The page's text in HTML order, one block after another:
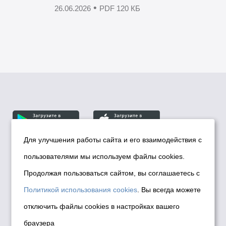
26.06.2026• PDF 120 КБ
© Департамент информационной политики мэрии
города Новосибирска, 2026
Политика использования Cookies
Политика по обработке персональных
данных в информационных системах
Для улучшения работы сайта и его взаимодействия с
пользователями мы используем файлы cookies.
Продолжая пользоваться сайтом, вы соглашаетесь с
Политикой использования cookies . Вы всегда можете
отключить файлы cookies в настройках вашего
браузера